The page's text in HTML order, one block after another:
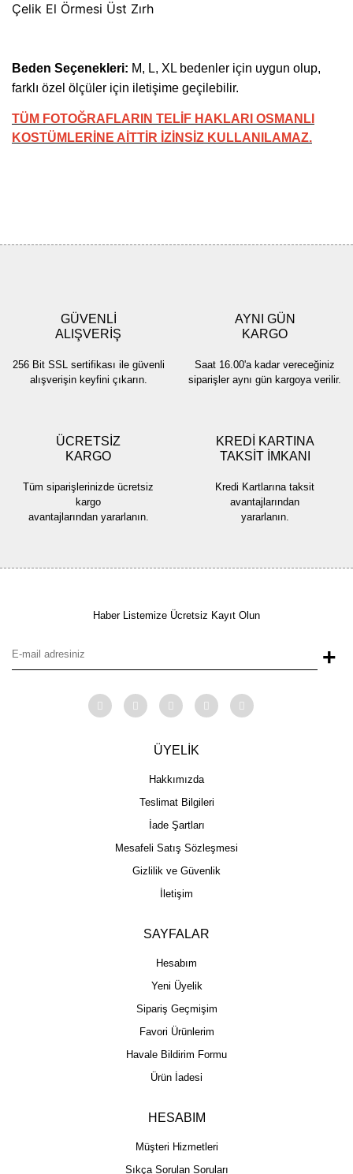
Çelik El Örmesi Üst Zırh
Beden Seçenekleri: M, L, XL bedenler için uygun olup,
farklı özel ölçüler için iletişime geçilebilir.
TÜM FOTOĞRAFLARIN TELİF HAKLARI OSMANLI
KOSTÜMLERİNE AİTTİR İZİNSİZ KULLANILAMAZ.
Ürün bilgilerinde hatalar bulunuyor.
Ürün fiyatı diğer sitelerden daha pahalı.
Bu ürüne benzer farklı alternatifler olmalı.
GÜVENLİ
ALIŞVERİŞ
256 Bit SSL sertifikası ile güvenli
alışverişin keyfini çıkarın.
AYNI GÜN
KARGO
Saat 16.00'a kadar vereceğiniz
siparişler aynı gün kargoya verilir.
ÜCRETSİZ
KARGO
Tüm siparişlerinizde ücretsiz
kargo
avantajlarından yararlanın.
KREDİ KARTINA
TAKSİT İMKANI
Kredi Kartlarına taksit
avantajlarından
yararlanın.
Haber Listemize Ücretsiz Kayıt Olun
+
ÜYELİK
Hakkımızda
Teslimat Bilgileri
İade Şartları
Mesafeli Satış Sözleşmesi
Gizlilik ve Güvenlik
İletişim
SAYFALAR
Hesabım
Yeni Üyelik
Sipariş Geçmişim
Favori Ürünlerim
Havale Bildirim Formu
Ürün İadesi
HESABIM
Müşteri Hizmetleri
Sıkça Sorulan Soruları